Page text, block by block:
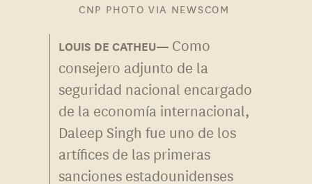
CNP PHOTO VIA NEWSCOM
Como
consejero adjunto de la
seguridad nacional encargado
de la economía internacional,
Daleep Singh fue uno de los
artífices de las primeras
sanciones estadounidenses